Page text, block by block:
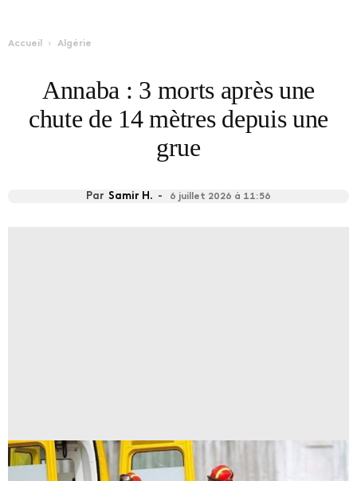
Accueil Algérie
Annaba : 3 morts après une
chute de 14 mètres depuis une
grue
Par Samir H. - 6 juillet 2026 à 11:56